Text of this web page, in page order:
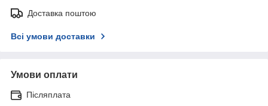
Доставка поштою
Всі умови доставки
Умови оплати
Післяплата